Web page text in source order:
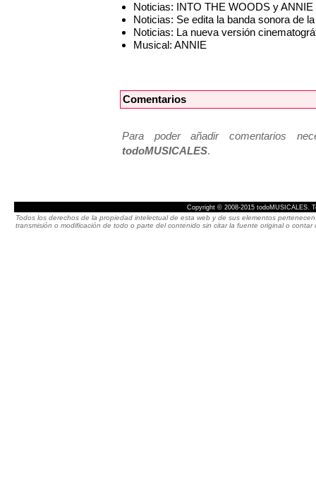
Noticias: INTO THE WOODS y
Noticias: Se edita la banda sonora de
Noticias: La nueva versión
Musical: ANNIE
Comentarios
Para poder añadir comentarios
todoMUSICALES.
Copyright © 2008-2015 todoMUSICALES.
Todos los derechos de la propiedad intelectual de esta web y de sus elementos
transmisión o modificación de todo o parte del contenido sin citar la fuente original o